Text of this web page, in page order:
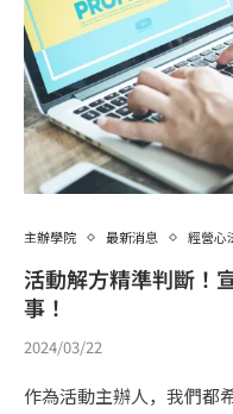
主辦學院 最新消息 經營心
活動解方精準判斷！
事！
2024/03/22
作為活動主辦人，我們都